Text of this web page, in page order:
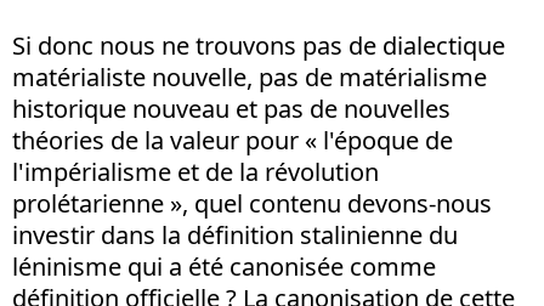
Si donc nous ne trouvons pas de dialectique
matérialiste nouvelle, pas de matérialisme
historique nouveau et pas de nouvelles
théories de la valeur pour « l'époque de
l'impérialisme et de la révolution
prolétarienne », quel contenu devons-nous
investir dans la définition stalinienne du
léninisme qui a été canonisée comme
définition officielle ? La canonisation de cette